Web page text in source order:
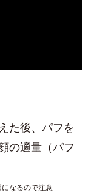
た後、パフを
の適量（パフ
なるので注意